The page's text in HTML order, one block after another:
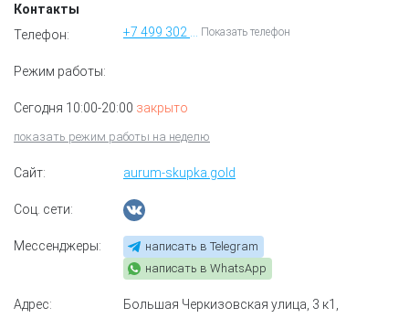
Контакты
Телефон:
Показать телефон
Режим работы:
Сегодня 10:00-20:00 закрыто
показать режим работы на неделю
Сайт: aurum-skupka.gold
Соц. сети:
Мессенджеры:
написать в Telegram
написать в WhatsApp
Адрес: Большая Черкизовская улица, 3 к1